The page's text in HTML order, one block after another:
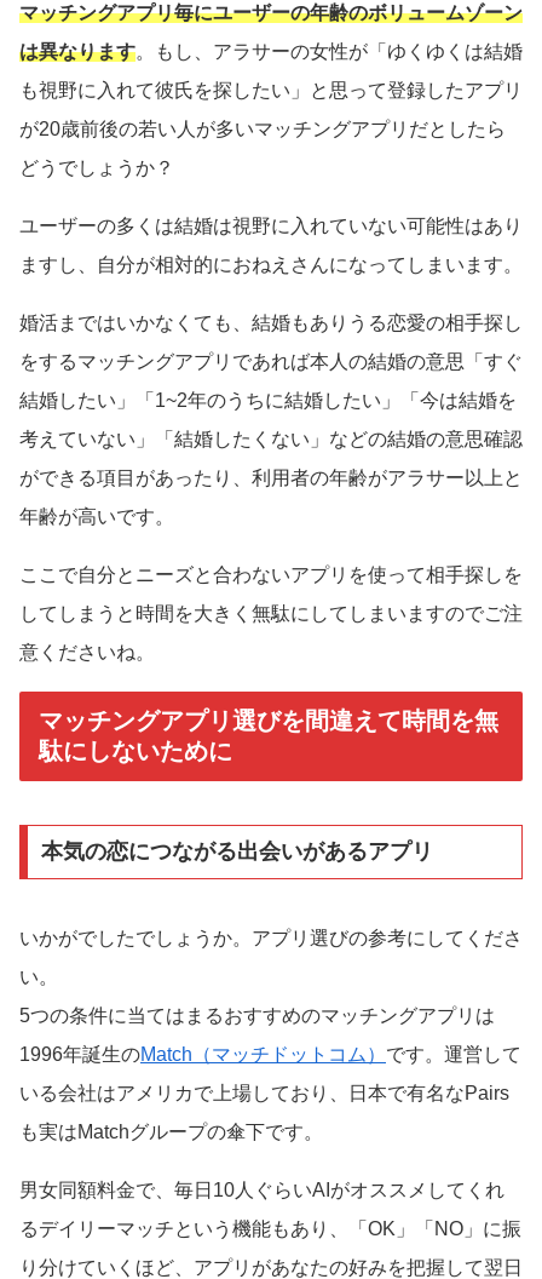
マッチングアプリ毎にユーザーの年齢のボリュームゾーン
は異なります。もし、アラサーの女性が「ゆくゆくは結婚
も視野に入れて彼氏を探したい」と思って登録したアプリ
が20歳前後の若い人が多いマッチングアプリだとしたら
どうでしょうか？
ユーザーの多くは結婚は視野に入れていない可能性はあり
ますし、自分が相対的におねえさんになってしまいます。
婚活まではいかなくても、結婚もありうる恋愛の相手探し
をするマッチングアプリであれば本人の結婚の意思「すぐ
結婚したい」「1~2年のうちに結婚したい」「今は結婚を
考えていない」「結婚したくない」などの結婚の意思確認
ができる項目があったり、利用者の年齢がアラサー以上と
年齢が高いです。
ここで自分とニーズと合わないアプリを使って相手探しを
してしまうと時間を大きく無駄にしてしまいますのでご注
意くださいね。
マッチングアプリ選びを間違えて時間を無
駄にしないために
本気の恋につながる出会いがあるアプリ
いかがでしたでしょうか。アプリ選びの参考にしてくださ
い。
5つの条件に当てはまるおすすめのマッチングアプリは
1996年誕生のMatch（マッチドットコム） です。運営して
いる会社はアメリカで上場しており、日本で有名なPairs
も実はMatchグループの傘下です。
男女同額料金で、毎日10人ぐらいAIがオススメしてくれ
るデイリーマッチという機能もあり、「OK」「NO」に振
り分けていくほど、アプリがあなたの好みを把握して翌日